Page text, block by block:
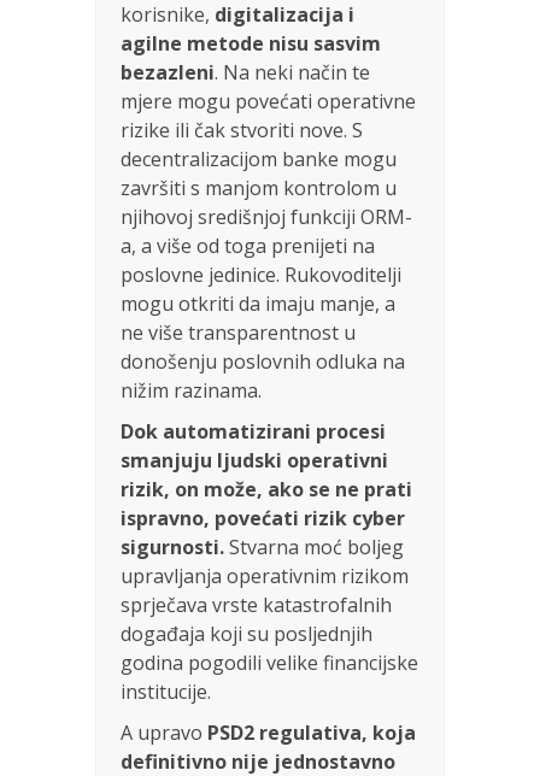
korisnike, digitalizacija i
agilne metode nisu sasvim
bezazleni. Na neki način te
mjere mogu povećati operativne
rizike ili čak stvoriti nove. S
decentralizacijom banke mogu
završiti s manjom kontrolom u
njihovoj središnjoj funkciji ORM-
a, a više od toga prenijeti na
poslovne jedinice. Rukovoditelji
mogu otkriti da imaju manje, a
ne više transparentnost u
donošenju poslovnih odluka na
nižim razinama.
Dok automatizirani procesi
smanjuju ljudski operativni
rizik, on može, ako se ne prati
ispravno, povećati rizik cyber
sigurnosti.Stvarna moć boljeg
upravljanja operativnim rizikom
sprječava vrste katastrofalnih
događaja koji su posljednjih
godina pogodili velike financijske
institucije.
A upravo PSD2 regulativa, koja
definitivno nije jednostavno